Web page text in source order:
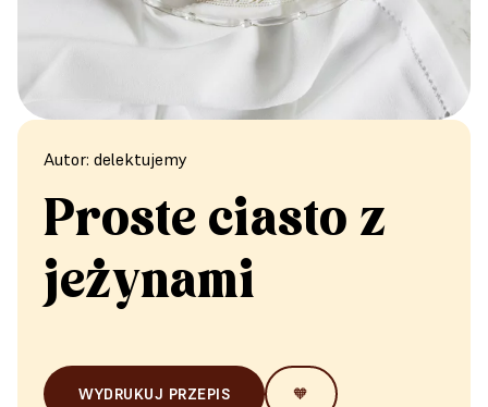
Autor: delektujemy
Proste ciasto z
jeżynami
WYDRUKUJ PRZEPIS 🧡